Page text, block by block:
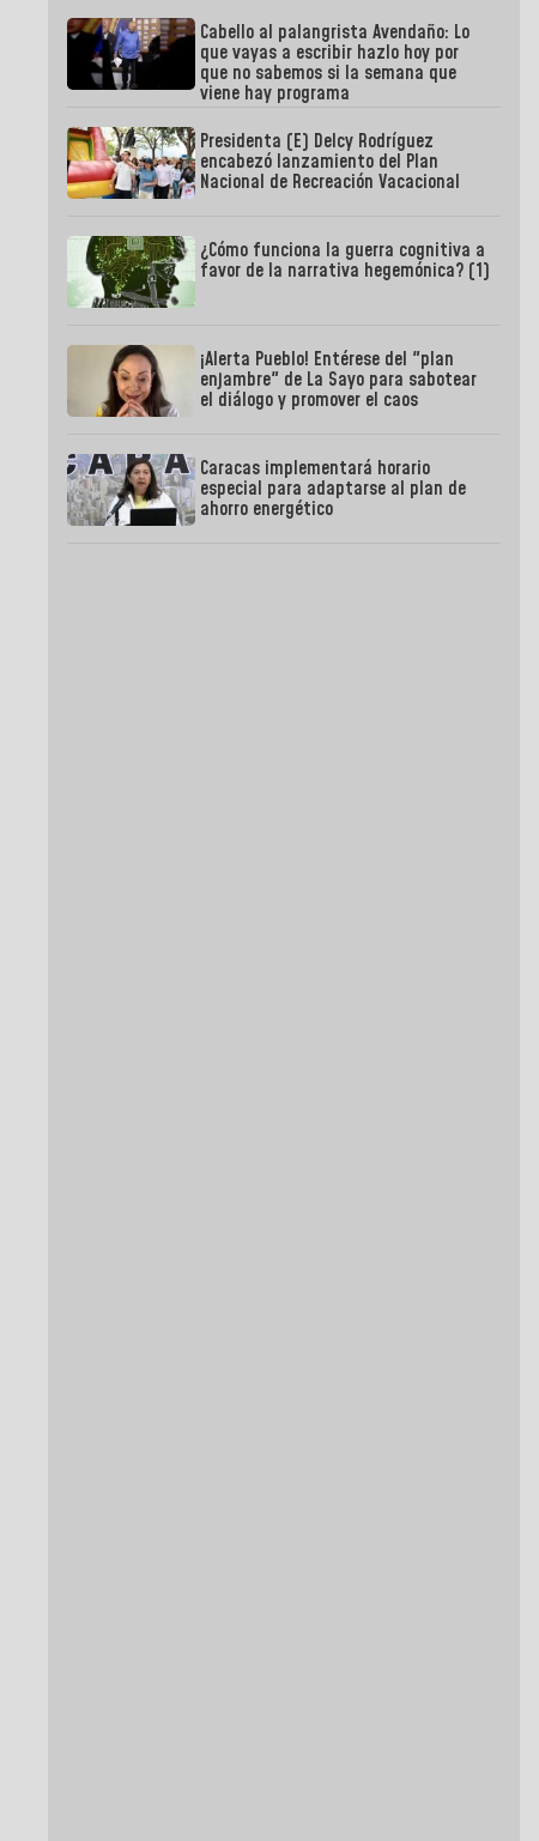
Cabello al palangrista Avendaño: Lo
que vayas a escribir hazlo hoy por
que no sabemos si la semana que
viene hay programa
Presidenta (E) Delcy Rodríguez
encabezó lanzamiento del Plan
Nacional de Recreación Vacacional
¿Cómo funciona la guerra cognitiva a
favor de la narrativa hegemónica? (1)
¡Alerta Pueblo! Entérese del "plan
enjambre" de La Sayo para sabotear
el diálogo y promover el caos
Caracas implementará horario
especial para adaptarse al plan de
ahorro energético